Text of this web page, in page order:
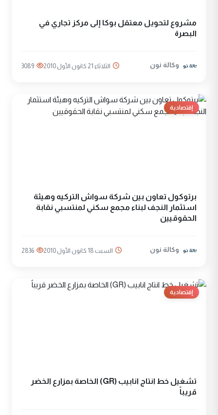
مشروع لتحويل معتقل بوكا إلى مركز تجاري في
البصرة
وكالة نون الثلاثاء 21 كانون الأول 2010 3089
إقتصادية
برتوكول تعاون بين شركة سواش التركيه وهيئة
استثمار النجف لبناء مجمع سكني لمنتسبي نقابة
الحقوقيين
وكالة نون السبت 18 كانون الأول 2010 2836
إقتصادية
تشغيل خط انتاج انابيب (GR) الخاصة بمزارع الخضر
قريباً